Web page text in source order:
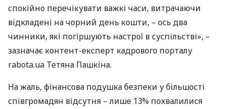
спокійно перечікувати важкі часи, витрачаючи
відкладені на чорний день кошти, – ось два
чинники, які погіршують настрої в суспільстві», –
зазначає контент-експерт кадрового порталу
rabota.ua Тетяна Пашкіна.
На жаль, фінансова подушка безпеки у більшості
співгромадян відсутня – лише 13% похвалилися